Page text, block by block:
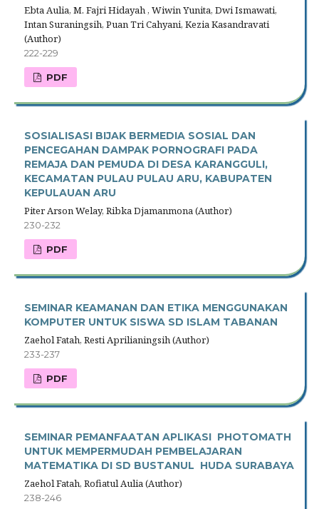
Ebta Aulia, M. Fajri Hidayah , Wiwin Yunita, Dwi Ismawati,
Intan Suraningsih, Puan Tri Cahyani, Kezia Kasandravati
(Author)
222-229
PDF
SOSIALISASI BIJAK BERMEDIA SOSIAL DAN
PENCEGAHAN DAMPAK PORNOGRAFI PADA
REMAJA DAN PEMUDA DI DESA KARANGGULI,
KECAMATAN PULAU PULAU ARU, KABUPATEN
KEPULAUAN ARU
Piter Arson Welay, Ribka Djamanmona (Author)
230-232
PDF
SEMINAR KEAMANAN DAN ETIKA MENGGUNAKAN
KOMPUTER UNTUK SISWA SD ISLAM TABANAN
Zaehol Fatah, Resti Aprilianingsih (Author)
233-237
PDF
SEMINAR PEMANFAATAN APLIKASI PHOTOMATH
UNTUK MEMPERMUDAH PEMBELAJARAN
MATEMATIKA DI SD BUSTANUL HUDA SURABAYA
Zaehol Fatah, Rofiatul Aulia (Author)
238-246